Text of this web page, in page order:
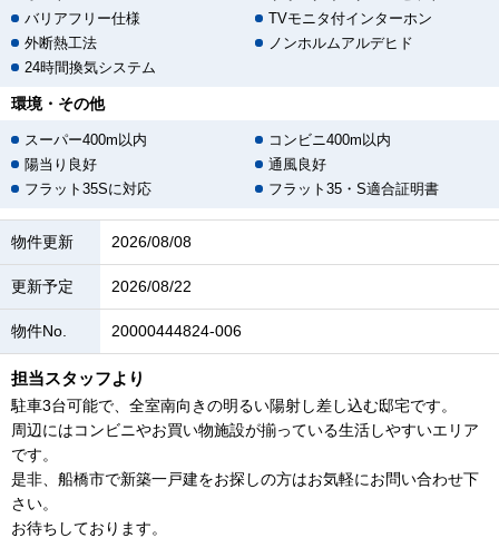
バリアフリー仕様
TVモニタ付インターホン
外断熱工法
ノンホルムアルデヒド
24時間換気システム
環境・その他
スーパー400m以内
コンビニ400m以内
陽当り良好
通風良好
フラット35Sに対応
フラット35・S適合証明書
物件更新 2026/08/08
更新予定 2026/08/22
物件No. 20000444824-006
担当スタッフより
駐車3台可能で、全室南向きの明るい陽射し差し込む邸宅です。
周辺にはコンビニやお買い物施設が揃っている生活しやすいエリア
です。
是非、船橋市で新築一戸建をお探しの方はお気軽にお問い合わせ下
さい。
お待ちしております。